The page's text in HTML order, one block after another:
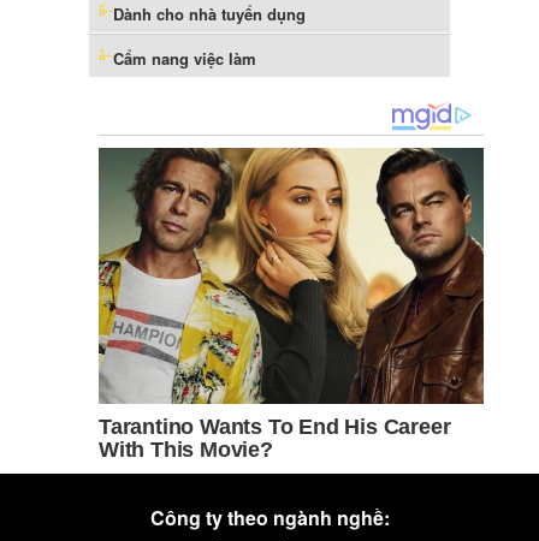
Dành cho nhà tuyển dụng
Cẩm nang việc làm
Công ty theo ngành nghề: